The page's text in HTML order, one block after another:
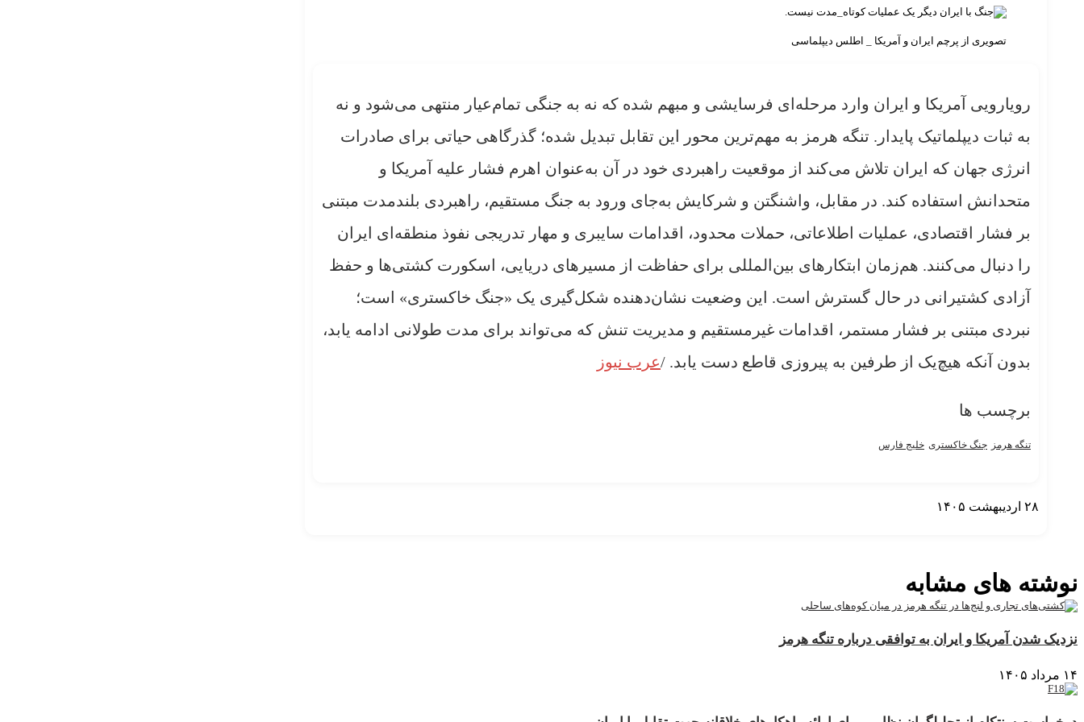
تصویری از پرچم ایران و آمریکا _ اطلس دیپلماسی
رویارویی آمریکا و ایران وارد مرحله‌ای فرسایشی و مبهم شده که نه به جنگی تمام‌عیار منتهی می‌شود و نه
به ثبات دیپلماتیک پایدار. تنگه هرمز به مهم‌ترین محور این تقابل تبدیل شده؛ گذرگاهی حیاتی برای صادرات
انرژی جهان که ایران تلاش می‌کند از موقعیت راهبردی خود در آن به‌عنوان اهرم فشار علیه آمریکا و
متحدانش استفاده کند. در مقابل، واشنگتن و شرکایش به‌جای ورود به جنگ مستقیم، راهبردی بلندمدت مبتنی
بر فشار اقتصادی، عملیات اطلاعاتی، حملات محدود، اقدامات سایبری و مهار تدریجی نفوذ منطقه‌ای ایران
را دنبال می‌کنند. هم‌زمان ابتکارهای بین‌المللی برای حفاظت از مسیرهای دریایی، اسکورت کشتی‌ها و حفظ
آزادی کشتیرانی در حال گسترش است. این وضعیت نشان‌دهنده شکل‌گیری یک «جنگ خاکستری» است؛
نبردی مبتنی بر فشار مستمر، اقدامات غیرمستقیم و مدیریت تنش که می‌تواند برای مدت طولانی ادامه یابد،
بدون آنکه هیچ‌یک از طرفین به پیروزی قاطع دست یابد. /عرب نیوز
برچسب ها
تنگه هرمز جنگ خاکستری خلیج فارس
۲۸ اردیبهشت ۱۴۰۵
نوشته های مشابه
نزدیک شدن آمریکا و ایران به توافقی درباره تنگه هرمز
۱۴ مرداد ۱۴۰۵